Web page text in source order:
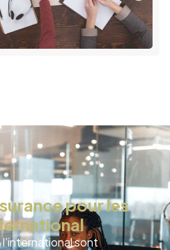
pour les
sont